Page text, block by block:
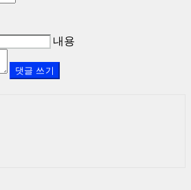
내용
댓글 쓰기